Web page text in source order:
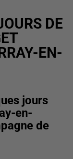
DE
EN-
jours
en-
de